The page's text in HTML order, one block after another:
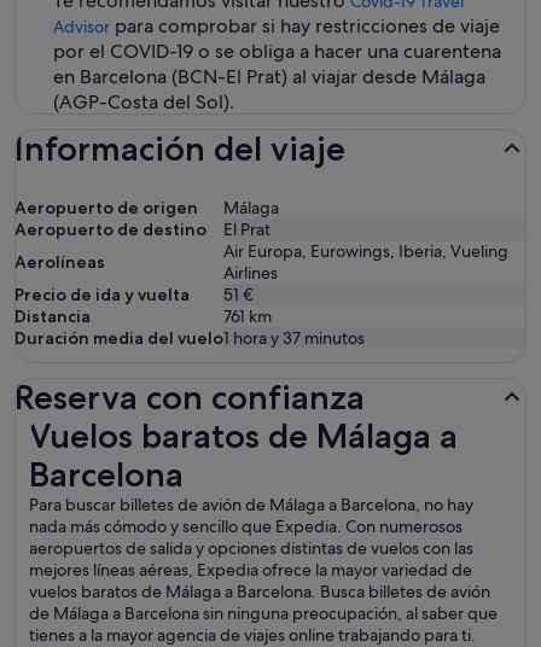
Advisor para comprobar si hay restricciones de viaje
por el COVID-19 o se obliga a hacer una cuarentena
en Barcelona (BCN-El Prat) al viajar desde Málaga
(AGP-Costa del Sol).
Información del viaje
Aeropuerto de origen
Málaga
Aeropuerto de destino
El Prat
Aerolíneas
Air Europa, Eurowings, Iberia, Vueling
Airlines
Precio de ida y vuelta
51 €
Distancia
761 km
Duración media del vuelo1 hora y 37 minutos
Reserva con confianza
Vuelos baratos de Málaga a
Barcelona
Para buscar billetes de avión de Málaga a Barcelona, no hay
nada más cómodo y sencillo que Expedia. Con numerosos
aeropuertos de salida y opciones distintas de vuelos con las
mejores líneas aéreas, Expedia ofrece la mayor variedad de
vuelos baratos de Málaga a Barcelona. Busca billetes de avión
de Málaga a Barcelona sin ninguna preocupación, al saber que
tienes a la mayor agencia de viajes online trabajando para ti.
Vuelos baratos de Málaga a Barcelona